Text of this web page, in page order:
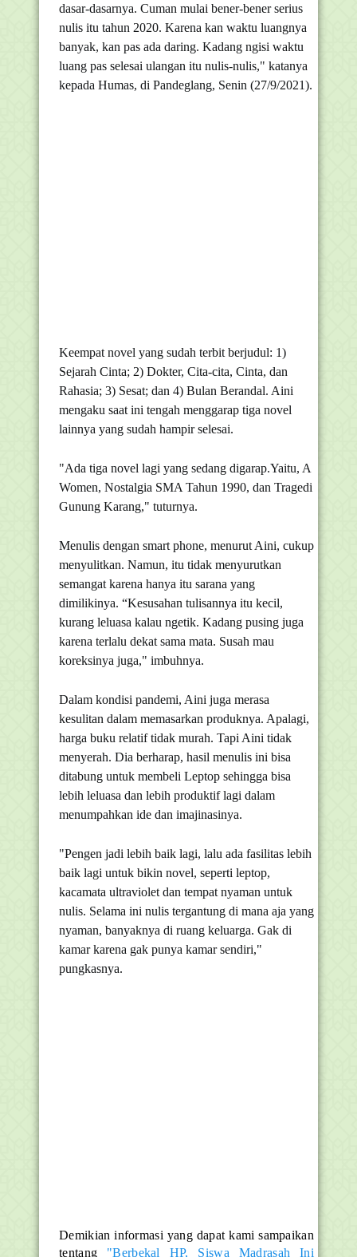
dasar-dasarnya. Cuman mulai bener-bener serius
nulis itu tahun 2020. Karena kan waktu luangnya
banyak, kan pas ada daring. Kadang ngisi waktu
luang pas selesai ulangan itu nulis-nulis," katanya
kepada Humas, di Pandeglang, Senin (27/9/2021).
Keempat novel yang sudah terbit berjudul: 1)
Sejarah Cinta; 2) Dokter, Cita-cita, Cinta, dan
Rahasia; 3) Sesat; dan 4) Bulan Berandal. Aini
mengaku saat ini tengah menggarap tiga novel
lainnya yang sudah hampir selesai.
"Ada tiga novel lagi yang sedang digarap.Yaitu, A
Women, Nostalgia SMA Tahun 1990, dan Tragedi
Gunung Karang," tuturnya.
Menulis dengan smart phone, menurut Aini, cukup
menyulitkan. Namun, itu tidak menyurutkan
semangat karena hanya itu sarana yang
dimilikinya. “Kesusahan tulisannya itu kecil,
kurang leluasa kalau ngetik. Kadang pusing juga
karena terlalu dekat sama mata. Susah mau
koreksinya juga," imbuhnya.
Dalam kondisi pandemi, Aini juga merasa
kesulitan dalam memasarkan produknya. Apalagi,
harga buku relatif tidak murah. Tapi Aini tidak
menyerah. Dia berharap, hasil menulis ini bisa
ditabung untuk membeli Leptop sehingga bisa
lebih leluasa dan lebih produktif lagi dalam
menumpahkan ide dan imajinasinya.
"Pengen jadi lebih baik lagi, lalu ada fasilitas lebih
baik lagi untuk bikin novel, seperti leptop,
kacamata ultraviolet dan tempat nyaman untuk
nulis. Selama ini nulis tergantung di mana aja yang
nyaman, banyaknya di ruang keluarga. Gak di
kamar karena gak punya kamar sendiri,"
pungkasnya.
Demikian informasi yang dapat kami sampaikan
tentang
"Berbekal HP, Siswa Madrasah Ini